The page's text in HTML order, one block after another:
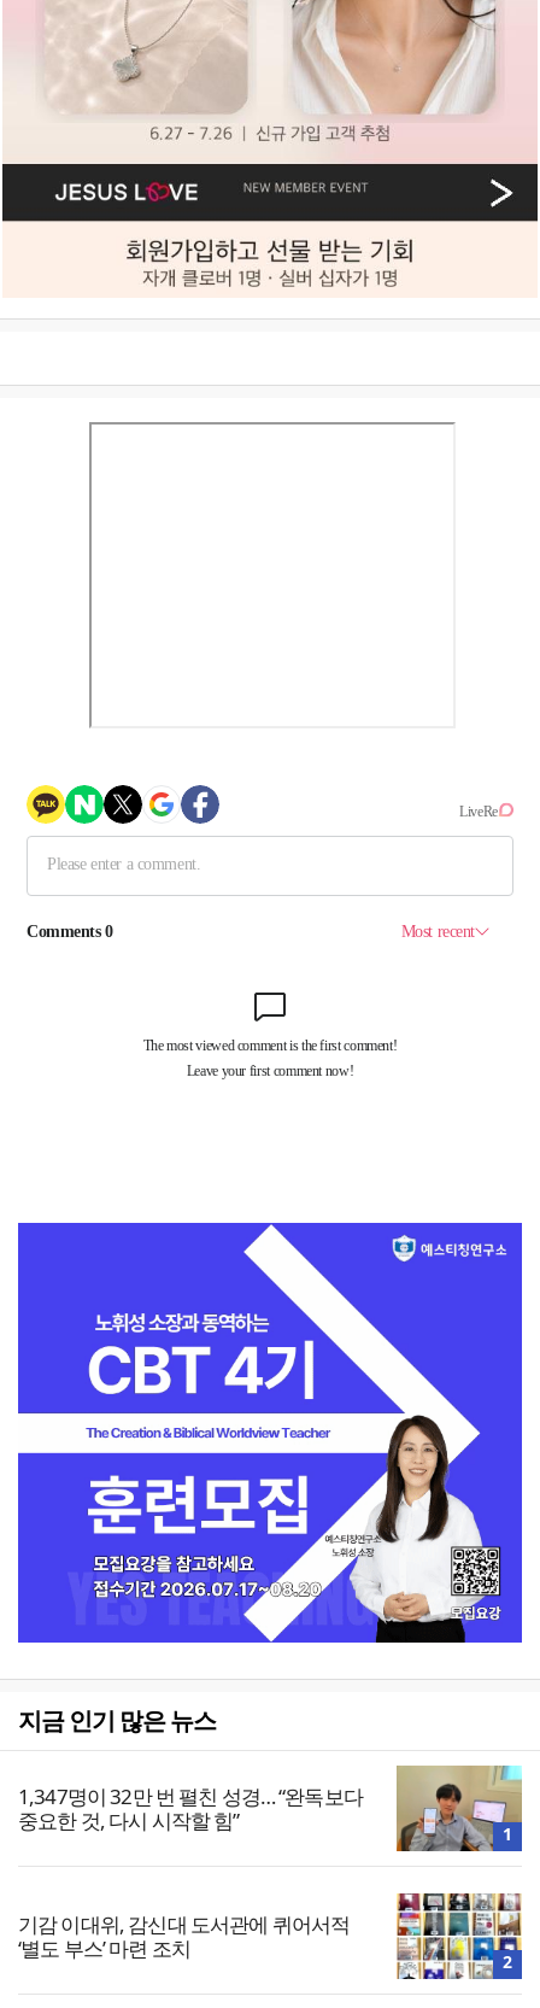
지금 인기 많은 뉴스
1,347명이 32만 번 펼친 성경… “완독보다
중요한 것, 다시 시작할 힘”
1
기감 이대위, 감신대 도서관에 퀴어서적
‘별도 부스’ 마련 조치
2